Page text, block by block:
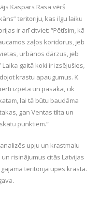
Kaspars Rasa vērš
teritoriju, kas ilgu laiku
ir arī citviet: “Pētīsim, kā
zaļos koridorus, jeb
urbānos dārzus, jeb
gaitā koki ir izsējušies,
krastu apaugumus. K.
izpēta un pasaka, cik
lai tā būtu baudāma
gan Ventas tilta un
punktiem.”
upju un krastmalu
risinājumus citās Latvijas
teritorijā upes krastā.